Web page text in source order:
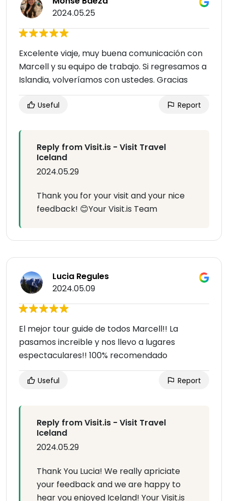
2024.05.25
Excelente viaje, muy buena comunicación con
Marcell y su equipo de trabajo. Si regresamos a
Islandia, volveríamos con ustedes. Gracias
Useful Report
Reply from Visit.is - Visit Travel
Iceland
2024.05.29
Thank you for your visit and your nice
feedback! 😊Your Visit.is Team
Lucia Regules
2024.05.09
El mejor tour guide de todos Marcell!! La
pasamos increible y nos llevo a lugares
espectaculares!! 100% recomendado
Useful Report
Reply from Visit.is - Visit Travel
Iceland
2024.05.29
Thank You Lucia! We really apriciate
your feedback and we are happy to
hear you enjoyed Iceland! Your Visit.is